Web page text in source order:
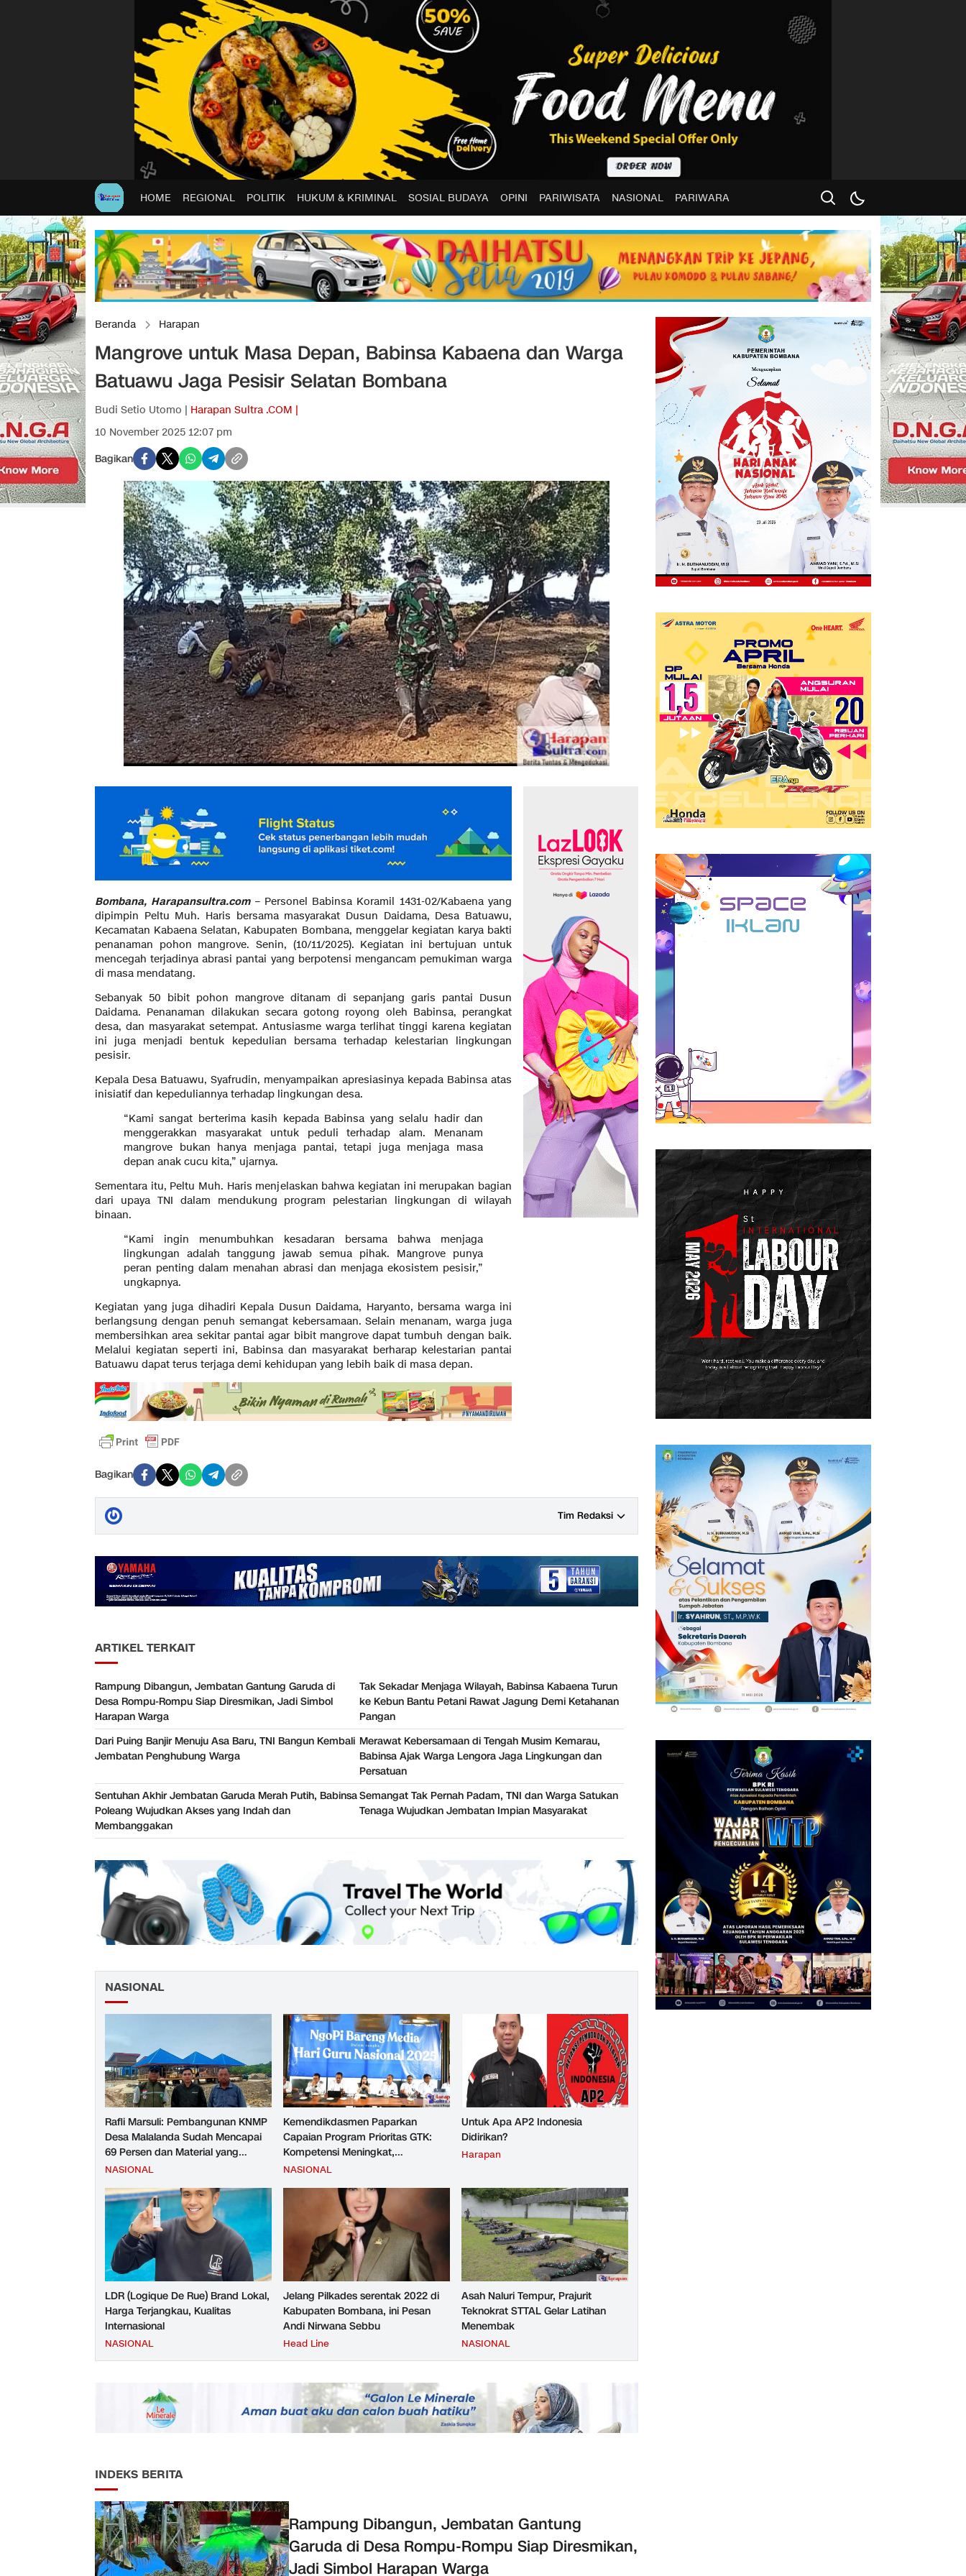
HOME REGIONAL POLITIK HUKUM & KRIMINAL SOSIAL BUDAYA OPINI PARIWISATA NASIONAL PARIWARA
Beranda Harapan
Mangrove untuk Masa Depan, Babinsa Kabaena dan Warga
Batuawu Jaga Pesisir Selatan Bombana
Budi Setio Utomo | Harapan Sultra .COM |
10 November 2025 12:07 pm
Bagikan
Bombana, Harapansultra.com– Personel Babinsa Koramil 1431-02/Kabaena yang
dipimpin Peltu Muh. Haris bersama masyarakat Dusun Daidama, Desa Batuawu,
Kecamatan Kabaena Selatan, Kabupaten Bombana, menggelar kegiatan karya bakti
penanaman pohon mangrove. Senin, (10/11/2025). Kegiatan ini bertujuan untuk
mencegah terjadinya abrasi pantai yang berpotensi mengancam pemukiman warga
di masa mendatang.
Sebanyak 50 bibit pohon mangrove ditanam di sepanjang garis pantai Dusun
Daidama. Penanaman dilakukan secara gotong royong oleh Babinsa, perangkat
desa, dan masyarakat setempat. Antusiasme warga terlihat tinggi karena kegiatan
ini juga menjadi bentuk kepedulian bersama terhadap kelestarian lingkungan
pesisir.
Kepala Desa Batuawu, Syafrudin, menyampaikan apresiasinya kepada Babinsa atas
inisiatif dan kepeduliannya terhadap lingkungan desa.
“Kami sangat berterima kasih kepada Babinsa yang selalu hadir dan
menggerakkan masyarakat untuk peduli terhadap alam. Menanam
mangrove bukan hanya menjaga pantai, tetapi juga menjaga masa
depan anak cucu kita,” ujarnya.
Sementara itu, Peltu Muh. Haris menjelaskan bahwa kegiatan ini merupakan bagian
dari upaya TNI dalam mendukung program pelestarian lingkungan di wilayah
binaan.
“Kami ingin menumbuhkan kesadaran bersama bahwa menjaga
lingkungan adalah tanggung jawab semua pihak. Mangrove punya
peran penting dalam menahan abrasi dan menjaga ekosistem pesisir,”
ungkapnya.
Kegiatan yang juga dihadiri Kepala Dusun Daidama, Haryanto, bersama warga ini
berlangsung dengan penuh semangat kebersamaan. Selain menanam, warga juga
membersihkan area sekitar pantai agar bibit mangrove dapat tumbuh dengan baik.
Melalui kegiatan seperti ini, Babinsa dan masyarakat berharap kelestarian pantai
Batuawu dapat terus terjaga demi kehidupan yang lebih baik di masa depan.
Bagikan
Tim Redaksi
ARTIKEL TERKAIT
Rampung Dibangun, Jembatan Gantung Garuda di
Desa Rompu-Rompu Siap Diresmikan, Jadi Simbol
Harapan Warga
Tak Sekadar Menjaga Wilayah, Babinsa Kabaena Turun
ke Kebun Bantu Petani Rawat Jagung Demi Ketahanan
Pangan
Dari Puing Banjir Menuju Asa Baru, TNI Bangun Kembali
Jembatan Penghubung Warga
Merawat Kebersamaan di Tengah Musim Kemarau,
Babinsa Ajak Warga Lengora Jaga Lingkungan dan
Persatuan
Sentuhan Akhir Jembatan Garuda Merah Putih, Babinsa
Poleang Wujudkan Akses yang Indah dan
Membanggakan
Semangat Tak Pernah Padam, TNI dan Warga Satukan
Tenaga Wujudkan Jembatan Impian Masyarakat
NASIONAL
Rafli Marsuli: Pembangunan KNMP
Desa Malalanda Sudah Mencapai
69 Persen dan Material yang
Digunakan Sudah Sesuai Hasil Uji
NASIONAL
Kemendikdasmen Paparkan
Capaian Program Prioritas GTK:
Kompetensi Meningkat,
Kesejahteraan Guru Kian Diperkuat
NASIONAL
Untuk Apa AP2 Indonesia
Didirikan?
Harapan
LDR (Logique De Rue) Brand Lokal,
Harga Terjangkau, Kualitas
Internasional
NASIONAL
Jelang Pilkades serentak 2022 di
Kabupaten Bombana, ini Pesan
Andi Nirwana Sebbu
Head Line
Asah Naluri Tempur, Prajurit
Teknokrat STTAL Gelar Latihan
Menembak
NASIONAL
INDEKS BERITA
Rampung Dibangun, Jembatan Gantung
Garuda di Desa Rompu-Rompu Siap Diresmikan,
Jadi Simbol Harapan Warga